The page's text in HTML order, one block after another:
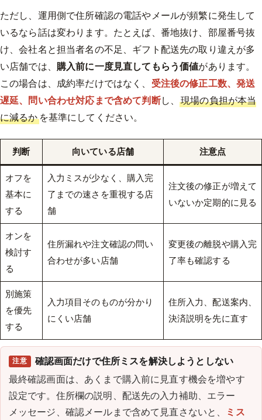
ただし、運用側で住所確認の電話やメールが頻繁に発生して
いるなら話は変わります。たとえば、番地抜け、部屋番号抜
け、会社名と担当者名の不足、ギフト配送先の取り違えが多
い店舗では、 購入前に一度見直してもらう価値があります。
この場合は、成約率だけではなく、 受注後の修正工数、発送
遅延、問い合わせ対応まで含めて判断し、現場の負担が本当
に減るかを基準にしてください。
判断 向いている店舗 注意点
オフを
基本に
する
入力ミスが少なく、購入完
了までの速さを重視する店
舗
注文後の修正が増えて
いないか定期的に見る
オンを
検討す
る
住所漏れや注文確認の問い
合わせが多い店舗
変更後の離脱や購入完
了率も確認する
別施策
を優先
する
入力項目そのものが分かり
にくい店舗
住所入力、配送案内、
決済説明を先に直す
注意 確認画面だけで住所ミスを解決しようとしない
最終確認画面は、あくまで購入前に見直す機会を増やす
設定です。住所欄の説明、配送先の入力補助、エラー
メッセージ、確認メールまで含めて見直さないと、
ミス